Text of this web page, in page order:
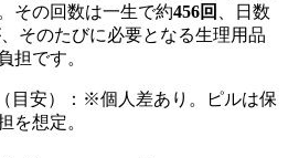
その回数は一生で約456回 、日数
そのたびに必要となる生理用品
担です。
目安）：※個人差あり。ピルは保
を想定。